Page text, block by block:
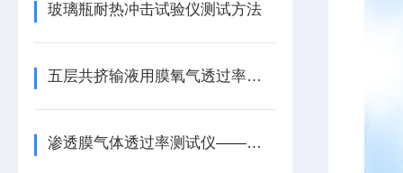
玻璃瓶耐热冲击试验仪测试方法
五层共挤输液用膜氧气透过率测试仪全面解析
渗透膜气体透过率测试仪——综述